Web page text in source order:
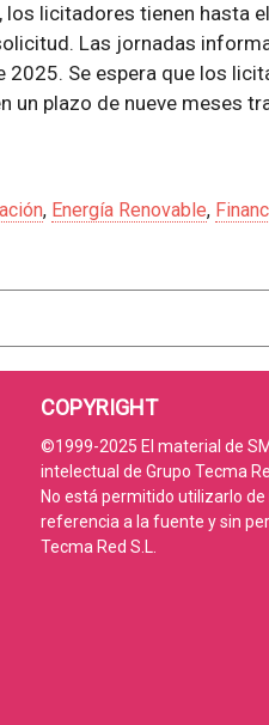
licitadores tienen hasta
Las jornadas
Se espera que los
un plazo de nueve meses
, Energía Renovable,
COPYRIGHT
©1999-2025 El material de
intelectual de Grupo Tecma
No está permitido utilizarlo
referencia a la fuente y sin
Tecma Red S.L.